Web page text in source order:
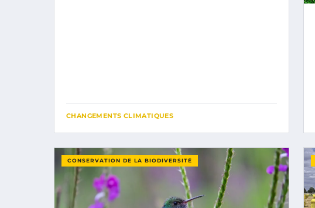
CHANGEMENTS CLIMATIQUES
CONSERVATION DE LA BIODIVERSITÉ